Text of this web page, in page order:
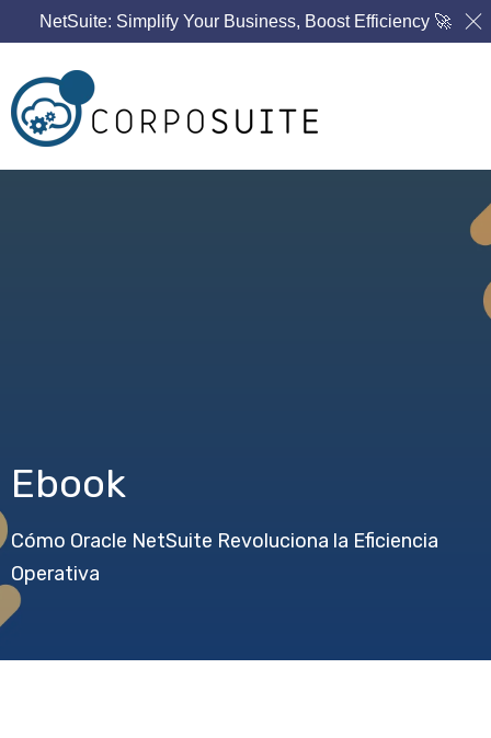
NetSuite: Simplify Your Business, Boost Efficiency 🚀
Ebook
Cómo Oracle NetSuite Revoluciona la Eficiencia
Operativa